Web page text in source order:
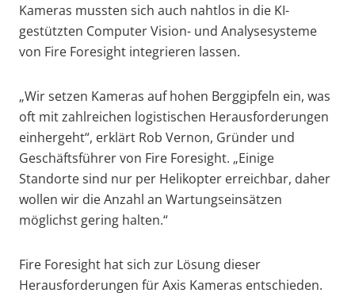
Kameras mussten sich auch nahtlos in die KI-
gestützten Computer Vision- und Analysesysteme
von Fire Foresight integrieren lassen.
„Wir setzen Kameras auf hohen Berggipfeln ein, was
oft mit zahlreichen logistischen Herausforderungen
einhergeht“, erklärt Rob Vernon, Gründer und
Geschäftsführer von Fire Foresight. „Einige
Standorte sind nur per Helikopter erreichbar, daher
wollen wir die Anzahl an Wartungseinsätzen
möglichst gering halten.“
Fire Foresight hat sich zur Lösung dieser
Herausforderungen für Axis Kameras entschieden.